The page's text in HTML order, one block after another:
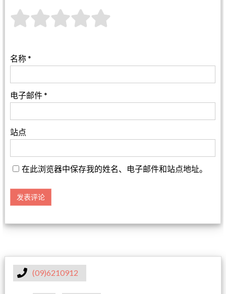
名称*
电子邮件*
站点
在此浏览器中保存我的姓名、电子邮件和站点地址。
(09)6210912